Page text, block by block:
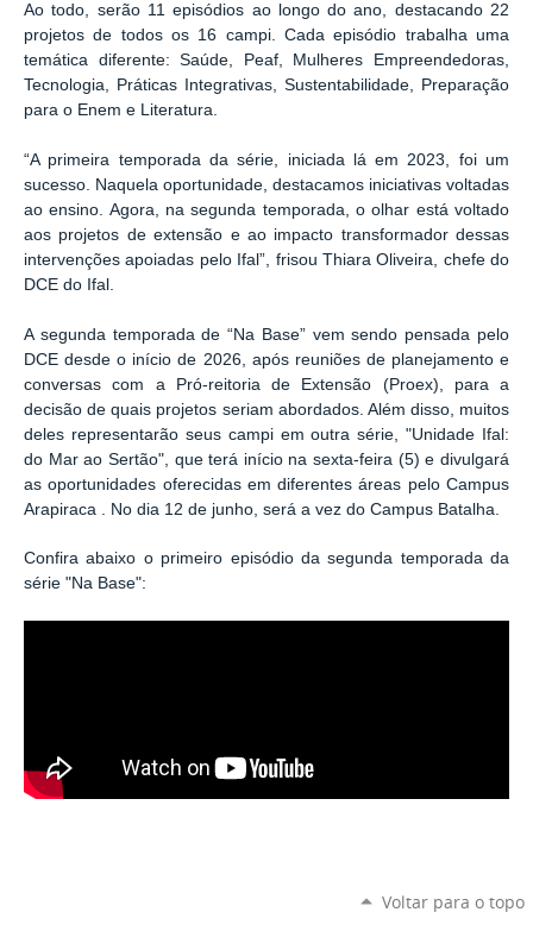
Ao todo, serão 11 episódios ao longo do ano, destacando 22
projetos de todos os 16 campi. Cada episódio trabalha uma
temática diferente: Saúde, Peaf, Mulheres Empreendedoras,
Tecnologia, Práticas Integrativas, Sustentabilidade, Preparação
para o Enem e Literatura.
“A primeira temporada da série, iniciada lá em 2023, foi um
sucesso. Naquela oportunidade, destacamos iniciativas voltadas
ao ensino. Agora, na segunda temporada, o olhar está voltado
aos projetos de extensão e ao impacto transformador dessas
intervenções apoiadas pelo Ifal”, frisou Thiara Oliveira, chefe do
DCE do Ifal.
A segunda temporada de “Na Base” vem sendo pensada pelo
DCE desde o início de 2026, após reuniões de planejamento e
conversas com a Pró-reitoria de Extensão (Proex), para a
decisão de quais projetos seriam abordados. Além disso, muitos
deles representarão seus campi em outra série, "Unidade Ifal:
do Mar ao Sertão", que terá início na sexta-feira (5) e divulgará
as oportunidades oferecidas em diferentes áreas pelo Campus
Arapiraca . No dia 12 de junho, será a vez do Campus Batalha.
Confira abaixo o primeiro episódio da segunda temporada da
série "Na Base":
Voltar para o topo